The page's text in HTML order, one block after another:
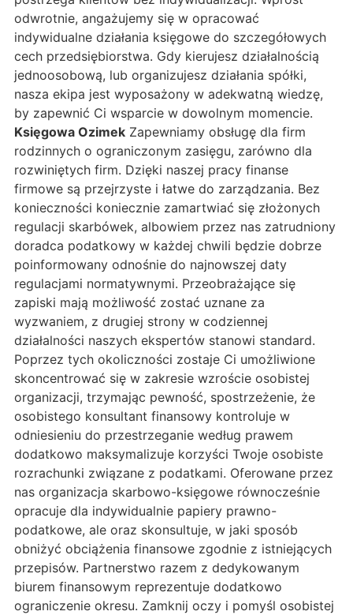
odwrotnie, angażujemy się w opracować
indywidualne działania księgowe do szczegółowych
cech przedsiębiorstwa. Gdy kierujesz działalnością
jednoosobową, lub organizujesz działania spółki,
nasza ekipa jest wyposażony w adekwatną wiedzę,
by zapewnić Ci wsparcie w dowolnym momencie.
Księgowa Ozimek Zapewniamy obsługę dla firm
rodzinnych o ograniczonym zasięgu, zarówno dla
rozwiniętych firm. Dzięki naszej pracy finanse
firmowe są przejrzyste i łatwe do zarządzania. Bez
konieczności koniecznie zamartwiać się złożonych
regulacji skarbówek, albowiem przez nas zatrudniony
doradca podatkowy w każdej chwili będzie dobrze
poinformowany odnośnie do najnowszej daty
regulacjami normatywnymi. Przeobrażające się
zapiski mają możliwość zostać uznane za
wyzwaniem, z drugiej strony w codziennej
działalności naszych ekspertów stanowi standard.
Poprzez tych okoliczności zostaje Ci umożliwione
skoncentrować się w zakresie wzroście osobistej
organizacji, trzymając pewność, spostrzeżenie, że
osobistego konsultant finansowy kontroluje w
odniesieniu do przestrzeganie według prawem
dodatkowo maksymalizuje korzyści Twoje osobiste
rozrachunki związane z podatkami. Oferowane przez
nas organizacja skarbowo-księgowe równocześnie
opracuje dla indywidualnie papiery prawno-
podatkowe, ale oraz skonsultuje, w jaki sposób
obniżyć obciążenia finansowe zgodnie z istniejących
przepisów. Partnerstwo razem z dedykowanym
biurem finansowym reprezentuje dodatkowo
ograniczenie okresu. Zamknij oczy i pomyśl osobistej